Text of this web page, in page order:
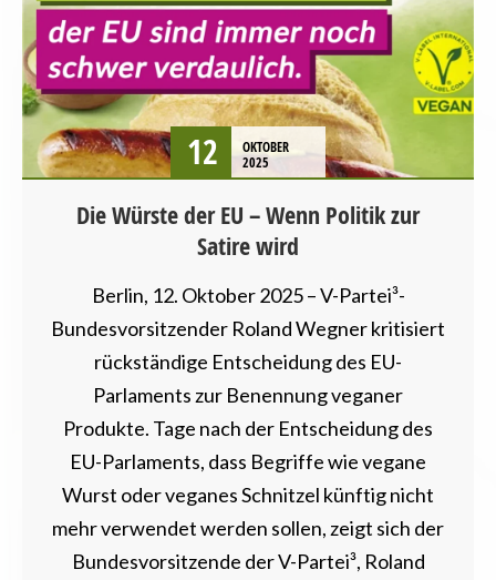
PRESSEMITTEILUNG
STARTSEITE
TIERSCHUTZ / TIERRECHTE
VEGANISMUS
12
OKTOBER
2025
Die Würste der EU – Wenn Politik zur
Satire wird
Berlin, 12. Oktober 2025 – V-Partei³-
Bundesvorsitzender Roland Wegner kritisiert
rückständige Entscheidung des EU-
Parlaments zur Benennung veganer
Produkte. Tage nach der Entscheidung des
EU-Parlaments, dass Begriffe wie vegane
Wurst oder veganes Schnitzel künftig nicht
mehr verwendet werden sollen, zeigt sich der
Bundesvorsitzende der V-Partei³, Roland